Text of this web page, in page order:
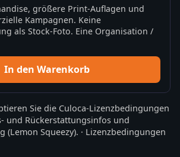
größere Print-Auflagen und
Kampagnen. Keine
als Stock-Foto. Eine Organisation /
In den Warenkorb
Sie die Culoca-Lizenzbedingungen
und Rückerstattungsinfos und
(Lemon Squeezy). · Lizenzbedingungen